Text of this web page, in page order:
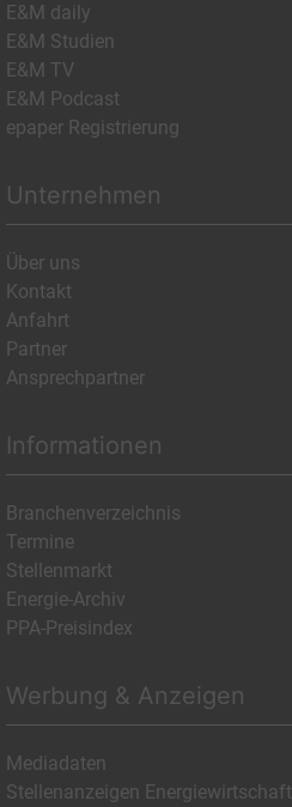
E&M daily
E&M Studien
E&M TV
E&M Podcast
epaper Registrierung
Unternehmen
Über uns
Kontakt
Anfahrt
Partner
Ansprechpartner
Informationen
Branchenverzeichnis
Termine
Stellenmarkt
Energie-Archiv
PPA-Preisindex
Werbung & Anzeigen
Mediadaten
Stellenanzeigen Energiewirtschaft